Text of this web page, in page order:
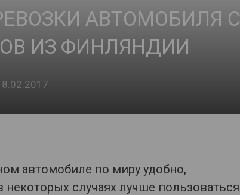
АВТОМОБИЛЯ С
ИЗ ФИНЛЯНДИИ
автомобиле по миру удобно,
некоторых случаях лучше пользоваться